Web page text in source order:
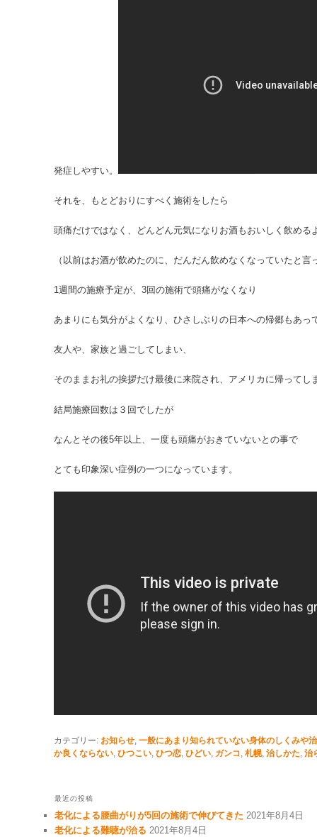
発症しやすい。
それを、もとどおりにすべく施術をしたら
頭痛だけではなく、どんどん元気になりお酒もおいしく飲める
（以前はお酒が飲めたのに、だんだん飲めなくなっていたと言
1週間の施療予定が、3回の施術で頭痛がなくなり
あまりにも気分がよくなり、ひさしぶりの日本への帰郷もあっ
友人や、家族と過ごしてしまい、
そのままお礼の挨拶だけ最後に来院され、アメリカに帰ってし
結局施療回数は３回でしたが
なんとその後5年以上、一度も頭痛がおきていないとの事で
とても印象深い症例の一つになっています。
カテゴリー: お知らせ, 一般にあまり知られていない身体のしくみや
か良くならない, ひつこい, ひつ恋, ひどい, ガンコ, 札幌, 治しかた, 治
最近の投稿
老化による腰曲がりが5回の施術で伸びてきた 2021年8月4日
老化による難聴が治る 2021年8月4日